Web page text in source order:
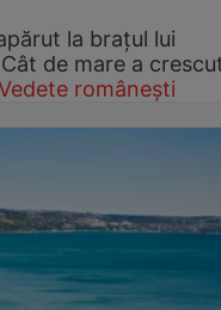
la brațul lui
de mare a
românești